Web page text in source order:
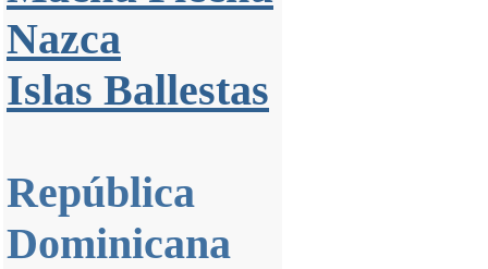
Nazca
Islas Ballestas
República
Dominicana